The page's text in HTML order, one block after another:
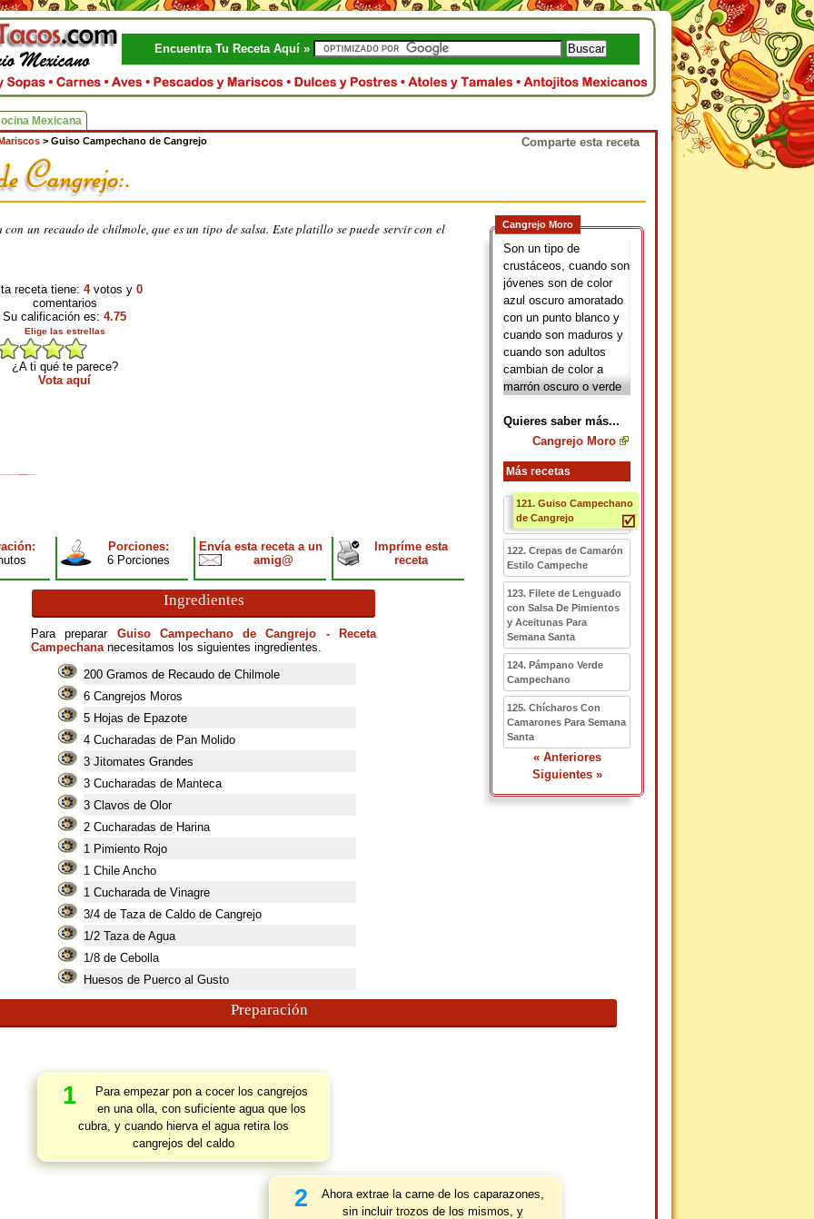
Encuentra Tu Receta Aquí »
Mexicana
> Guiso Campechano de Cangrejo
un recaudo de chilmole, que es un tipo de salsa. Este platillo se puede servir con el
receta tiene: 4votos y 0
comentarios
Su calificación es: 4.75
Elige las estrellas
¿A ti qué te parece?
Vota aquí
Cangrejo Moro
Son un tipo de
crustáceos, cuando son
jóvenes son de color
azul oscuro amoratado
con un punto blanco y
cuando son maduros y
cuando son adultos
cambian de color a
marrón oscuro o verde
Quieres saber más...
Cangrejo Moro
Más recetas
121. Guiso Campechano
de Cangrejo
122. Crepas de Camarón
Estilo Campeche
123. Filete de Lenguado
con Salsa De Pimientos
y Aceitunas Para
Semana Santa
124. Pámpano Verde
Campechano
125. Chícharos Con
Camarones Para Semana
Santa
« Anteriores
Siguientes »
Porciones:
6 Porciones
Envía esta receta a un
amig@
Impríme esta
receta
Ingredientes
Para preparar Guiso Campechano de Cangrejo - Receta
Campechananecesitamos los siguientes ingredientes.
200 Gramos de Recaudo de Chilmole
6 Cangrejos Moros
5 Hojas de Epazote
4 Cucharadas de Pan Molido
3 Jitomates Grandes
3 Cucharadas de Manteca
3 Clavos de Olor
2 Cucharadas de Harina
1 Pimiento Rojo
1 Chile Ancho
1 Cucharada de Vinagre
3/4 de Taza de Caldo de Cangrejo
1/2 Taza de Agua
1/8 de Cebolla
Huesos de Puerco al Gusto
Preparación
1
Para empezar pon a cocer los cangrejos
en una olla, con suficiente agua que los
cubra, y cuando hierva el agua retira los
cangrejos del caldo
2
Ahora extrae la carne de los caparazones,
sin incluir trozos de los mismos, y
Comparte esta receta